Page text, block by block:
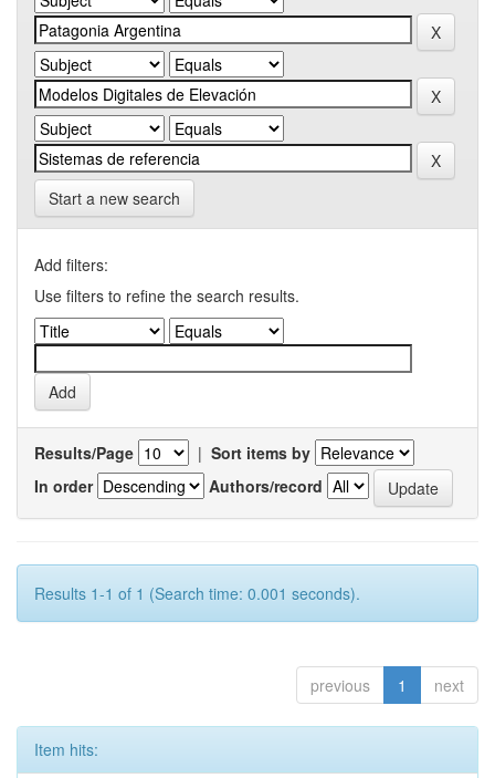
Start a new search
Add filters:
Use filters to refine the search results.
Results/Page | Sort items by
In order
Authors/record
Results 1-1 of 1 (Search time: 0.001 seconds).
previous 1 next
Item hits: